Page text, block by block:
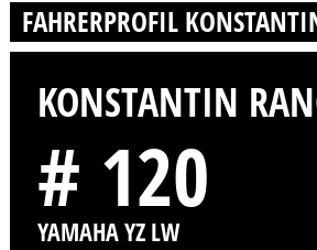
FAHRERPROFIL
KONSTANTIN
# 120
YAMAHA YZ LW